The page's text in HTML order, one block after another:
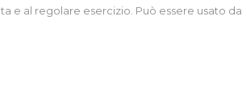
e al regolare esercizio. Può essere usato da